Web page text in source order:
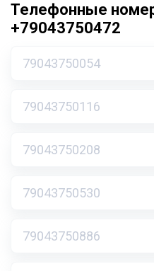
Телефонные
+79043750472
79043750054
79043750116
79043750208
79043750530
79043750886